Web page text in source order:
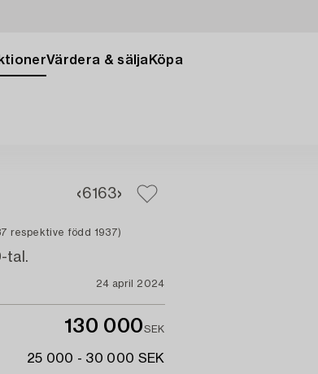
Värdera & sälja Köpa
6163
respektive född 1937)
tal.
24 april 2024
130 000SEK
25 000 - 30 000 SEK